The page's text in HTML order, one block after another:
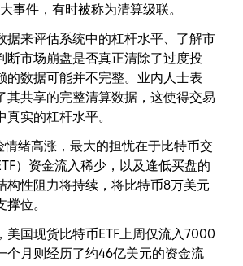
事件，有时被称为清算级联。
据来评估系统中的杠杆水平、了解市
断市场崩盘是否真正清除了过度投
的数据可能并不完整。业内人士表
其共享的完整清算数据，这使得交易
真实的杠杆水平。
情绪高涨，最大的担忧在于比特币交
）资金流入稀少，以及逢低买盘的
构性阻力将持续，将比特币8万美元
撑位。
美国现货比特币ETF上周仅流入7000
个月则经历了约46亿美元的资金流